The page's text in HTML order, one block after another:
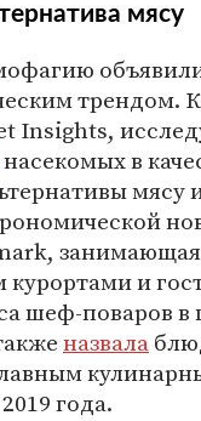
мясу
трендом.
Insights,
насекомых в
мясу
курортами и
шеф-поваров в
назвала
года.